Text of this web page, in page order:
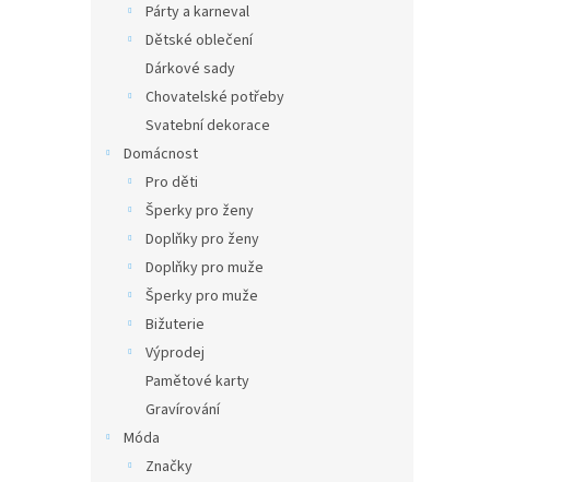
Párty a karneval
Dětské oblečení
Dárkové sady
Chovatelské potřeby
Svatební dekorace
Domácnost
Pro děti
Šperky pro ženy
Doplňky pro ženy
Doplňky pro muže
Šperky pro muže
Bižuterie
Výprodej
Pamětové karty
Gravírování
Móda
Značky